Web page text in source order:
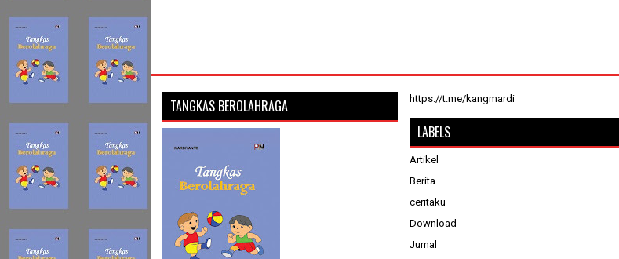
TANGKAS BEROLAHRAGA https://t.me/kangmardi
LABELS
Artikel
Berita
ceritaku
Download
Jurnal